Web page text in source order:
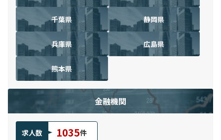
千葉県 静岡県
兵庫県 広島県
熊本県
金融機関
求人数 1035件